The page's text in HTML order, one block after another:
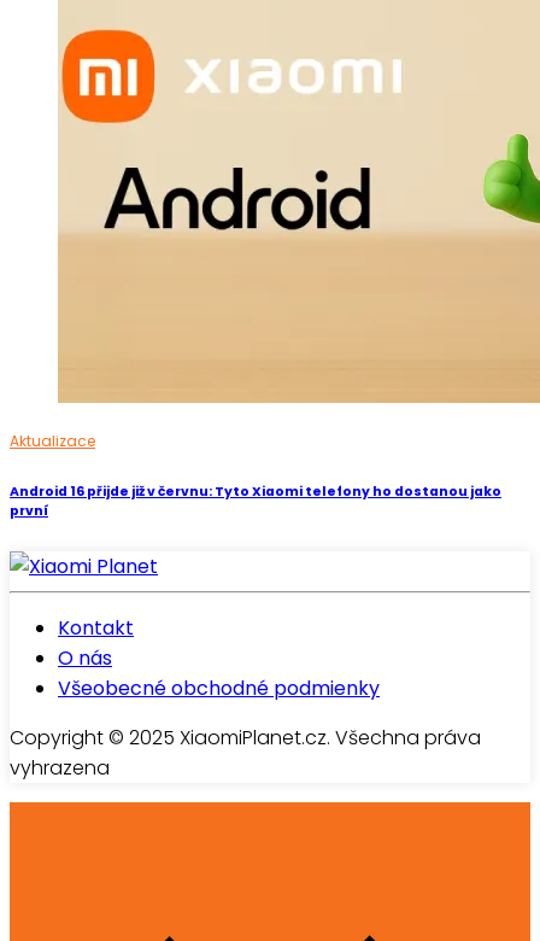
Aktualizace
Android 16 přijde již v červnu: Tyto Xiaomi telefony ho dostanou jako
první
Kontakt
O nás
Všeobecné obchodné podmienky
Copyright © 2025 XiaomiPlanet.cz. Všechna práva
vyhrazena